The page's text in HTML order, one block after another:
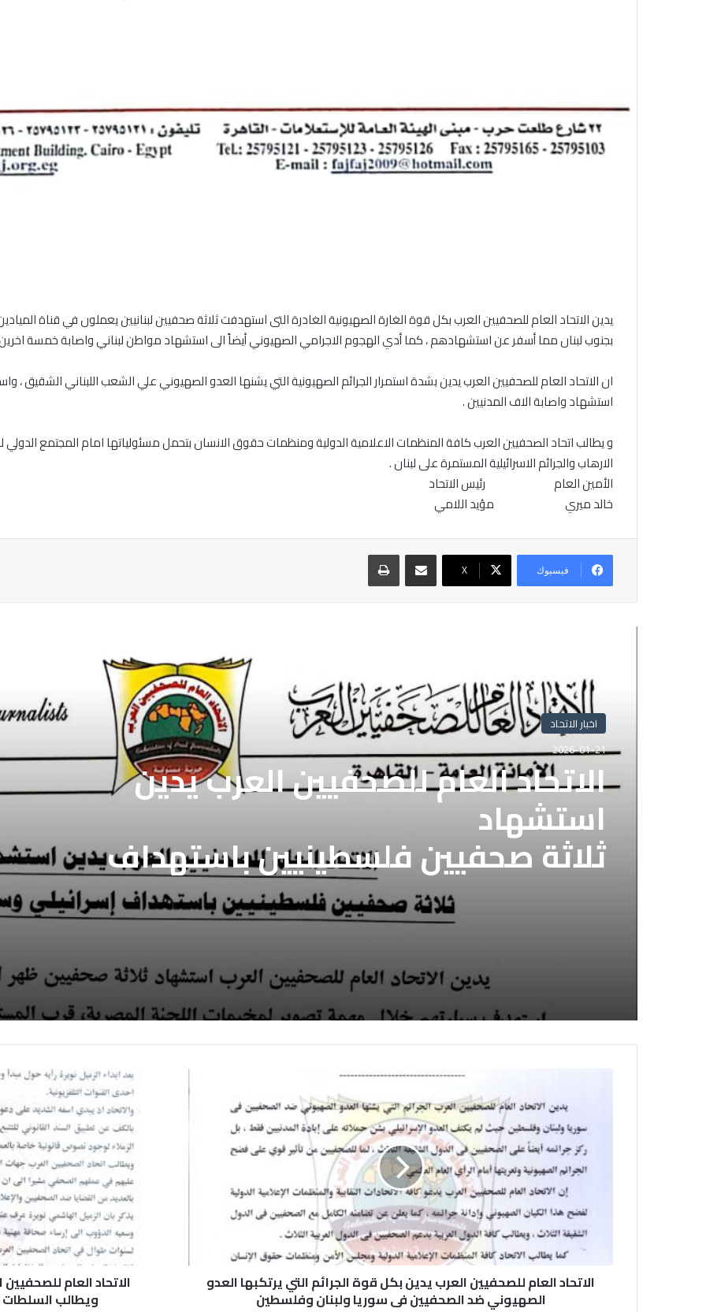
يدين الاتحاد العام للصحفيين العرب بكل قوة الغارة الصهيونية الغادرة التى استهدفت ثلاثة صحفيين لبنانيين يعملون في قناة
بجنوب لبنان مما أسفر عن استشهادهم ، كما أدي الهجوم الاجرامي الصهيوني أيضاً الى استشهاد مواطن لبناني واصابة خمسة
ان الاتحاد العام للصحفيين العرب يدين بشدة استمرار الجرائم الصهيونية التي يشنها العدو الصهيوني علي الشعب اللبناني الشقيق ،
استشهاد واصابة الاف المدنيين .
و يطالب اتحاد الصحفيين العرب كافة المنظمات الاعلامية الدولية ومنظمات حقوق الانسان بتحمل مسئولياتها امام المجتمع
الارهاب والجرائم الاسرائيلية المستمرة على لبنان .
الأمين العام رئيس الاتحاد
خالد ميري مؤيد اللامي
فيسبوك X
مشاركة عبر البريد طباعة
اخبار الاتحاد
2026-01-21
الاتحاد العام للصحفيين العرب يدين
استشهاد
ثلاثة صحفيين فلسطينيين باستهداف
إسرائيلي وسط قطاع غزة
الاتحاد العام للصحفيين العرب يدين بكل قوة الجرائم التي يرتكبها العدو
الصهيوني ضد الصحفيين فى سوريا ولبنان وفلسطين
الاتحاد العام
ويطالب السلطات